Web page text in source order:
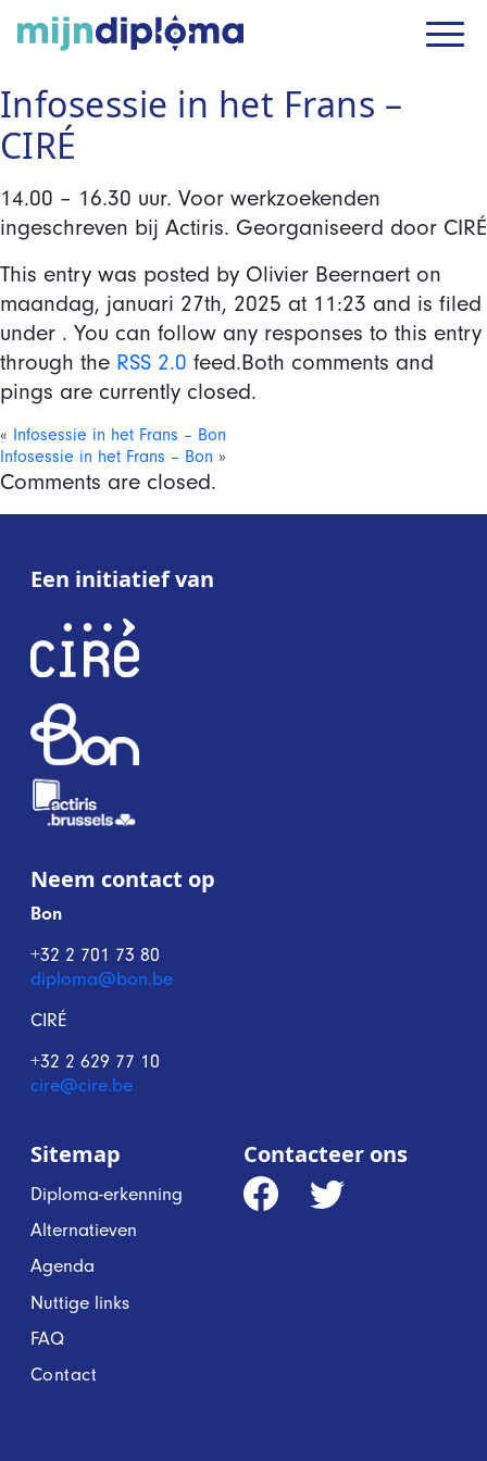
Infosessie in het Frans –
CIRÉ
14.00 – 16.30 uur. Voor werkzoekenden
ingeschreven bij Actiris. Georganiseerd door CIRÉ
This entry was posted by Olivier Beernaert on
maandag, januari 27th, 2025 at 11:23 and is filed
under . You can follow any responses to this entry
through the RSS 2.0 feed.Both comments and
pings are currently closed.
« Infosessie in het Frans – Bon
Infosessie in het Frans – Bon »
Comments are closed.
Een initiatief van
Neem contact op
Bon
+32 2 701 73 80
diploma@bon.be
CIRÉ
+32 2 629 77 10
cire@cire.be
Sitemap
Diploma-erkenning
Alternatieven
Agenda
Nuttige links
FAQ
Contact
Contacteer ons